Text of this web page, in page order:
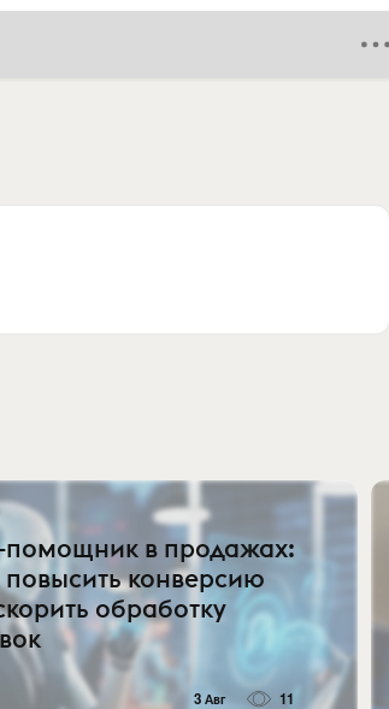
в продажах:
повысить конверсию
обработку
3 Авг 11